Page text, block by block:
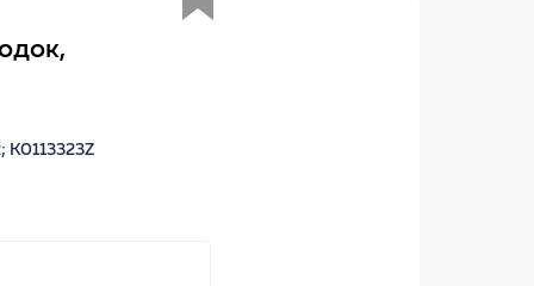
K0113323Z